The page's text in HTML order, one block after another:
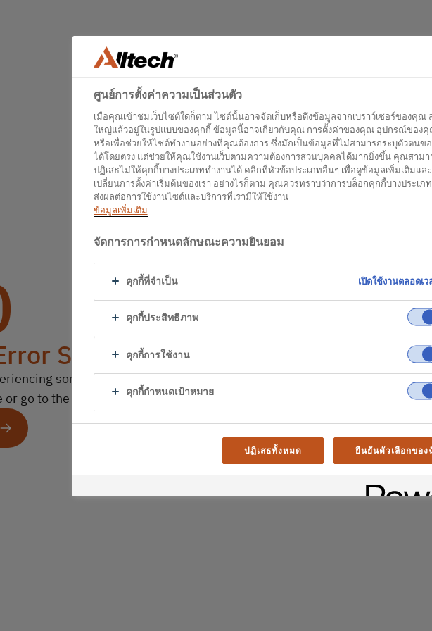
Server
some technical difficulties. Try
go to the homepage
ศูนย์การตั้งค่าความเป็นส่วนตัว
เมื่อคุณเข้าชมเว็บไซต์ใดก็ตาม ไซต์นั้นอาจจัดเก็บหรือดึงข้อมูลจากเบราว์เซอร์ของคุณ
ใหญ่แล้วอยู่ในรูปแบบของคุกกี้ ข้อมูลนี้อาจเกี่ยวกับคุณ การตั้งค่าของคุณ อุปกรณ์ของ
หรือเพื่อช่วยให้ไซต์ทำงานอย่างที่คุณต้องการ ซึ่งมักเป็นข้อมูลที่ไม่สามารถระบุตัวตนข
ได้โดยตรง แต่ช่วยให้คุณใช้งานเว็บตามความต้องการส่วนบุคคลได้มากยิ่งขึ้น คุณสามา
ปฏิเสธไม่ให้คุกกี้บางประเภททำงานได้ คลิกที่หัวข้อประเภทอื่นๆ เพื่อดูข้อมูลเพิ่มเติมและ
เปลี่ยนการตั้งค่าเริ่มต้นของเรา อย่างไรก็ตาม คุณควรทราบว่าการบล็อกคุกกี้บางประเภ
ส่งผลต่อการใช้งานไซต์และบริการที่เรามีให้ใช้งาน
ข้อมูลเพิ่มเติม
จัดการการกำหนดลักษณะความยินยอม
คุกกี้ที่จำเป็น เปิดใช้งานตลอดเว
คุกกี้ประสิทธิภาพ
คุกกี้การใช้งาน
คุกกี้กำหนดเป้าหมาย
ปฏิเสธทั้งหมด ยืนยันตัวเลือกของ